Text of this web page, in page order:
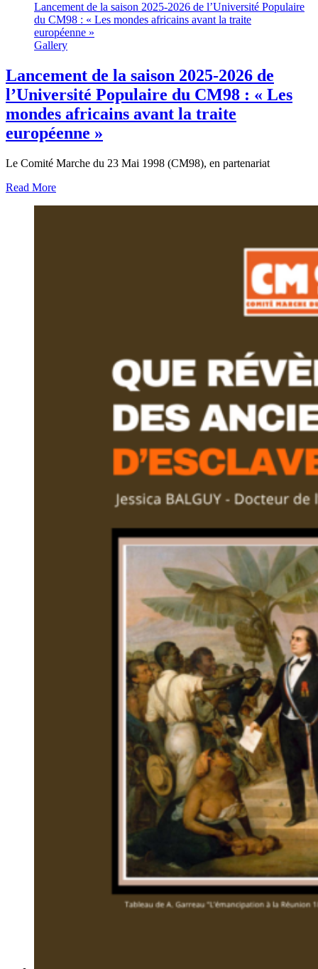
Lancement de la saison 2025-2026 de l’Université Populaire
du CM98 : « Les mondes africains avant la traite
européenne »
Gallery
Lancement de la saison 2025-2026 de
l’Université Populaire du CM98 : « Les
mondes africains avant la traite
européenne »
Le Comité Marche du 23 Mai 1998 (CM98), en partenariat
Read More